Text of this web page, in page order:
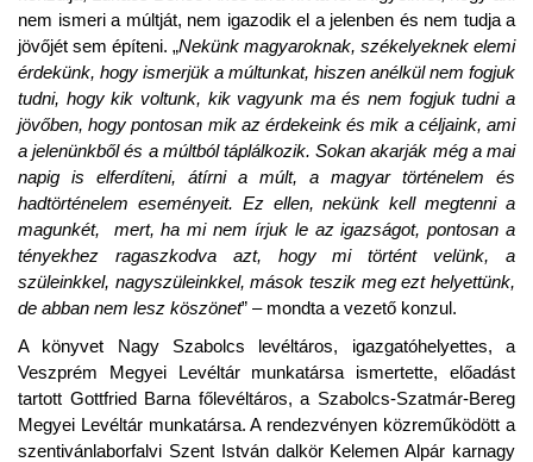
nem ismeri a múltját, nem igazodik el a jelenben és nem tudja a
jövőjét sem építeni. „Nekünk magyaroknak, székelyeknek elemi
érdekünk, hogy ismerjük a múltunkat, hiszen anélkül nem fogjuk
tudni, hogy kik voltunk, kik vagyunk ma és nem fogjuk tudni a
jövőben, hogy pontosan mik az érdekeink és mik a céljaink, ami
a jelenünkből és a múltból táplálkozik. Sokan akarják még a mai
napig is elferdíteni, átírni a múlt, a magyar történelem és
hadtörténelem eseményeit. Ez ellen, nekünk kell megtenni a
magunkét, mert, ha mi nem írjuk le az igazságot, pontosan a
tényekhez ragaszkodva azt, hogy mi történt velünk, a
szüleinkkel, nagyszüleinkkel, mások teszik meg ezt helyettünk,
de abban nem lesz köszönet” – mondta a vezető konzul.
A könyvet Nagy Szabolcs levéltáros, igazgatóhelyettes, a
Veszprém Megyei Levéltár munkatársa ismertette, előadást
tartott Gottfried Barna főlevéltáros, a Szabolcs-Szatmár-Bereg
Megyei Levéltár munkatársa. A rendezvényen közreműködött a
szentivánlaborfalvi Szent István dalkör Kelemen Alpár karnagy